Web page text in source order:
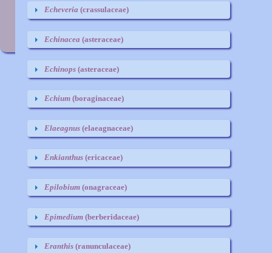
Echeveria (crassulaceae)
Echinacea (asteraceae)
Echinops(asteraceae)
Echium(boraginaceae)
Elaeagnus(elaeagnaceae)
Enkianthus(ericaceae)
Epilobium(onagraceae)
Epimedium(berberidaceae)
Eranthis(ranunculaceae)